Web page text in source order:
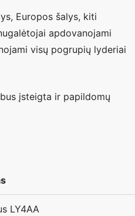
Europos šalys, kiti
apdovanojami
visų pogrupių lyderiai
įsteigta ir papildomų
LY4AA